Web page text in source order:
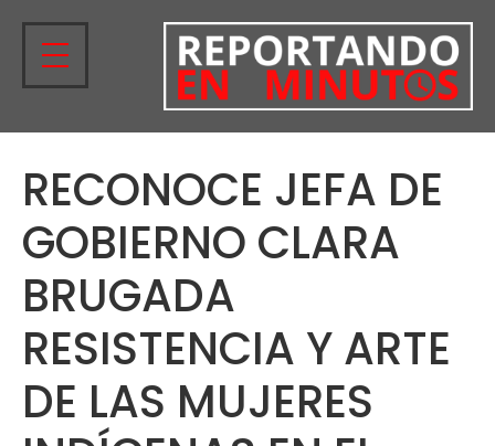
RECONOCE JEFA DE
GOBIERNO CLARA
BRUGADA
RESISTENCIA Y ARTE
DE LAS MUJERES